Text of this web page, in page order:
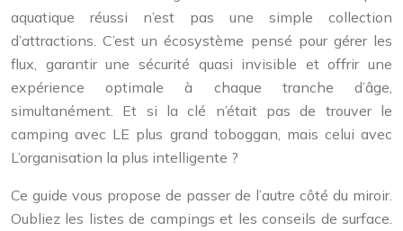
aquatique réussi n’est pas une simple collection
d’attractions. C’est un écosystème pensé pour gérer les
flux, garantir une sécurité quasi invisible et offrir une
expérience optimale à chaque tranche d’âge,
simultanément. Et si la clé n’était pas de trouver le
camping avec LE plus grand toboggan, mais celui avec
L’organisation la plus intelligente ?
Ce guide vous propose de passer de l’autre côté du miroir.
Oubliez les listes de campings et les conseils de surface.